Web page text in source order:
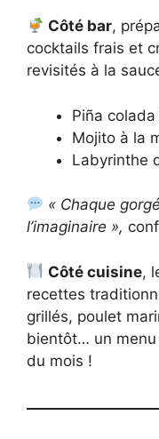
Côté bar,
cocktails frais et
revisités à la
Piña
Mojito à la
Labyrinthe
« Chaque
l’imaginaire »,
Côté cuisine,
recettes
grillés, poulet
bientôt… un
du mois !